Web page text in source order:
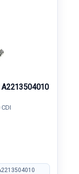
A2213504010